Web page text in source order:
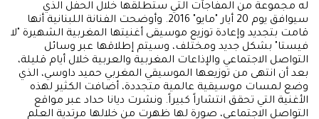
له مجموعة من المفاجآت التي ستطلقها خلال الحفل الذي
سيوافق يوم 20 أيار "مايو" 2016. وأوضحت الفنانة اللبنانية أنها
قامت بتجديد وإعادة توزيع موسيقى أغنيتها المغربية الشهيرة "لا
فيستا" بشكل جديد ومختلف، وسيتم إطلاقها عبر وسائل
التواصل الاجتماعي والإذاعات المغربية والعربية خلال أيام قليلة،
بعد أن انتهى من توزيعها الموسيقي المغربي حميد داوسي، الذي
وضع لمسات موسيقية عالمية متجددة، أضافت الكثير لهذه
الأغنية التي تحقق انتشاراً كبيراً. ونشرت ديانا حداد عبر مواقع
التواصل الاجتماعي، صورة لها ظهرت من خلالها مرتدية العلم